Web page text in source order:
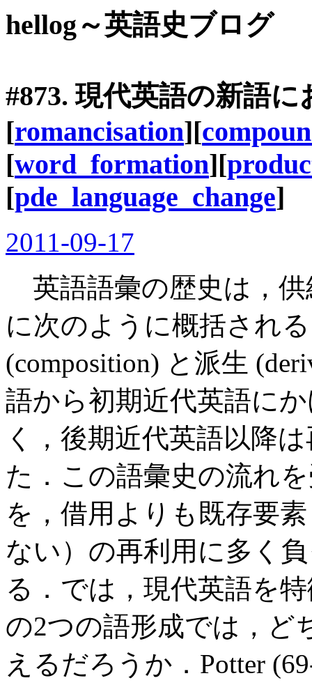
hellog～英語史ブログ
#873. 現代英語の新語
[romancisation][
[word_formation][
[pde_language_change]
2011-09-17
英語語彙の歴史は，供
に次のように概括され
(composition) と派生
語から初期近代英語に
く，後期近代英語以降
た．この語彙史の流れ
を，借用よりも既存要
ない）の再利用に多く
る．では，現代英語を
の2つの語形成では，ど
えるだろうか．Potter